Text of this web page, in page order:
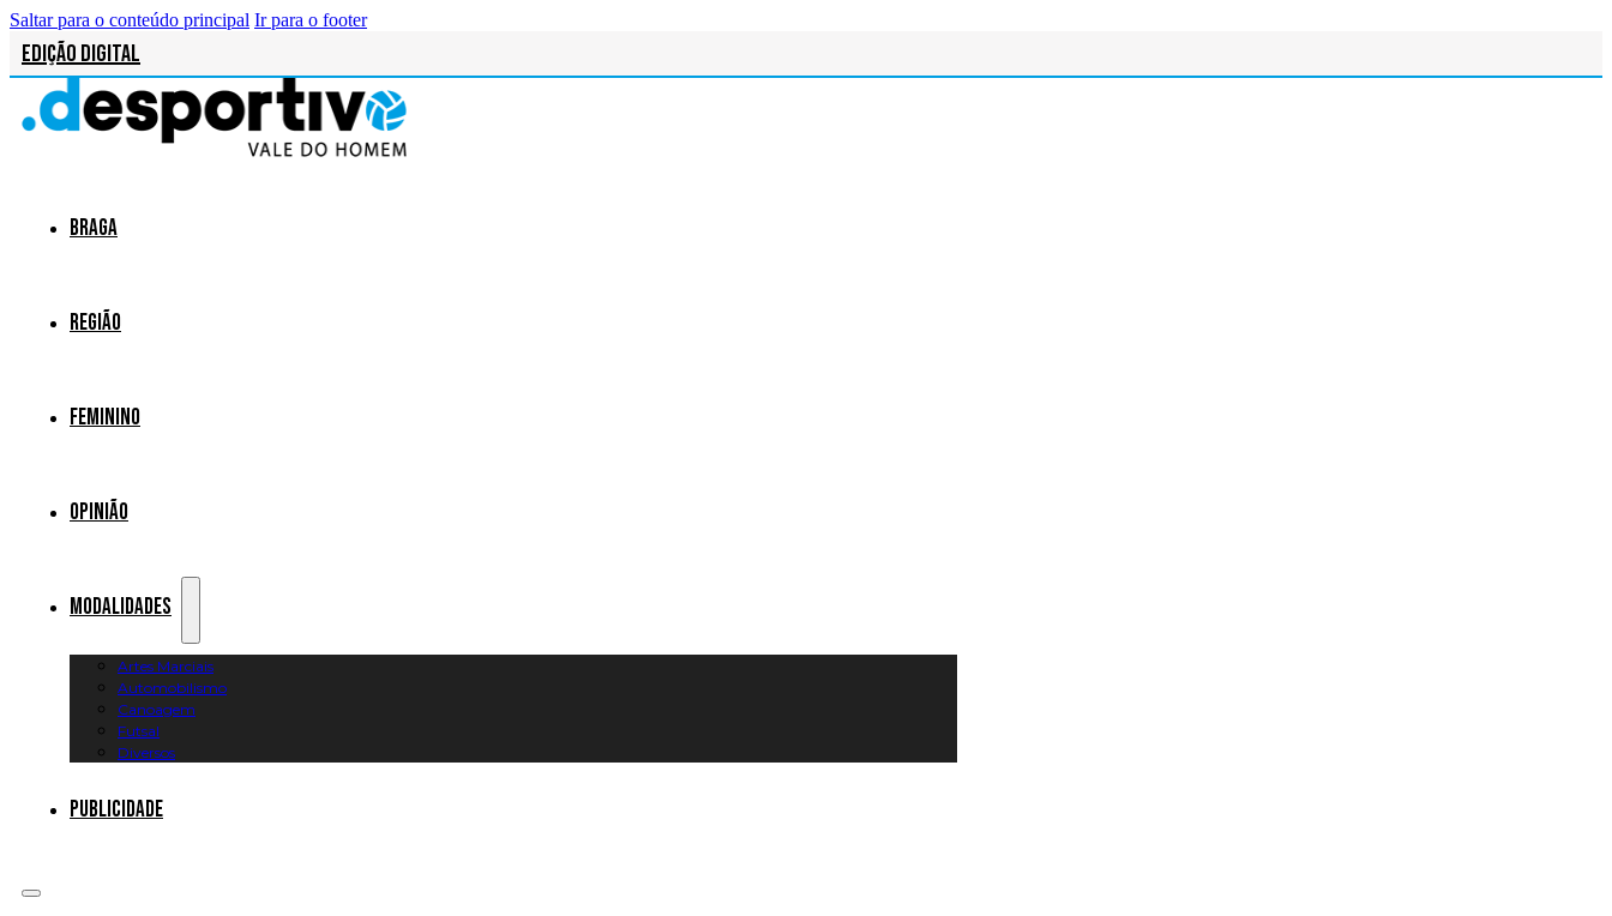
Saltar para o conteúdo principal Ir para o footer
Edição Digital
Braga
Região
Feminino
Opinião
Modalidades
Artes Marciais
Automobilismo
Canoagem
Futsal
Diversos
Publicidade